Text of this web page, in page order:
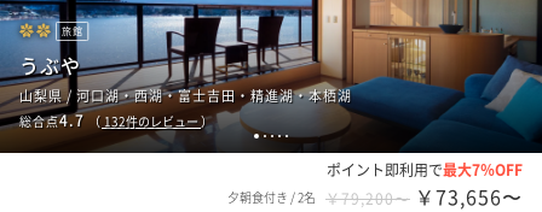
12345
旅館
うぶや
山梨県 / 河口湖・西湖・富士吉田・精進湖・本栖湖
総合点4.7 （ 132件のレビュー）
ポイント即利用で最大7％OFF
夕朝食付き /2名 ￥79,200〜 ￥73,656〜